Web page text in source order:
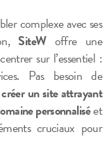
complexe avec ses
SiteWoffre une
sur l’essentiel :
Pas besoin de
créer un site attrayant
personnaliséet
cruciaux pour